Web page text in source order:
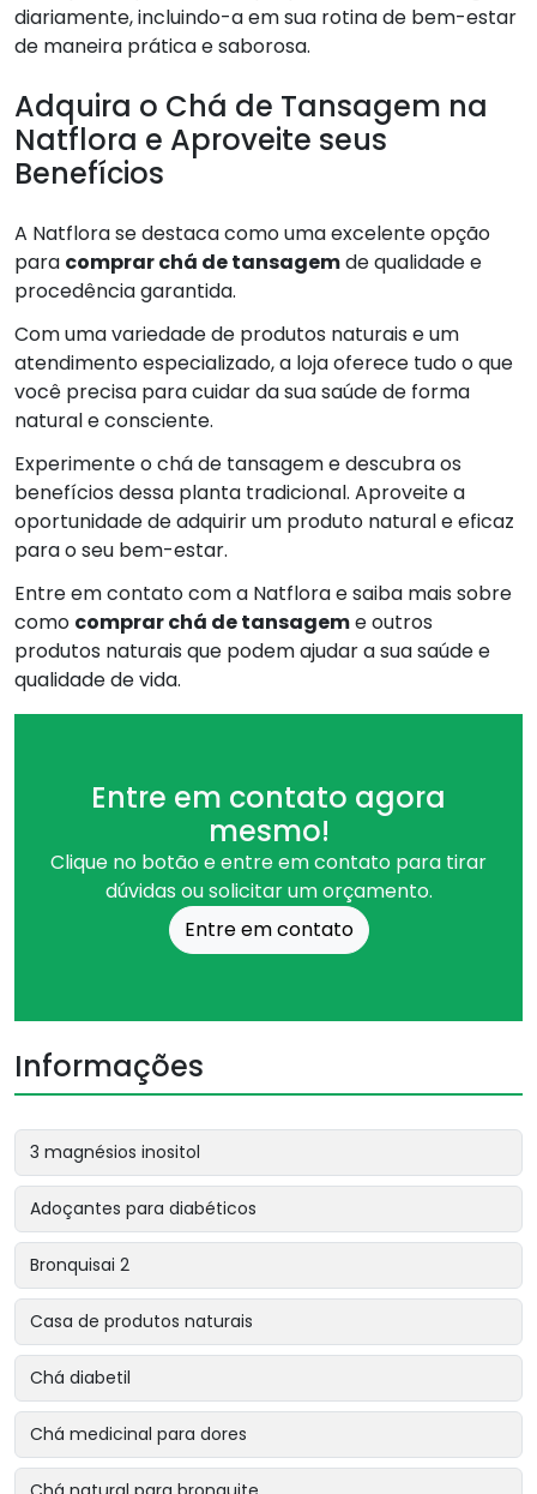
diariamente, incluindo-a em sua rotina de bem-estar
de maneira prática e saborosa.
Adquira o Chá de Tansagem na
Natflora e Aproveite seus
Benefícios
A Natflora se destaca como uma excelente opção
para comprar chá de tansagemde qualidade e
procedência garantida.
Com uma variedade de produtos naturais e um
atendimento especializado, a loja oferece tudo o que
você precisa para cuidar da sua saúde de forma
natural e consciente.
Experimente o chá de tansagem e descubra os
benefícios dessa planta tradicional. Aproveite a
oportunidade de adquirir um produto natural e eficaz
para o seu bem-estar.
Entre em contato com a Natflora e saiba mais sobre
como comprar chá de tansageme outros
produtos naturais que podem ajudar a sua saúde e
qualidade de vida.
Entre em contato agora
mesmo!
Clique no botão e entre em contato para tirar
dúvidas ou solicitar um orçamento.
Entre em contato
Informações
3 magnésios inositol
Adoçantes para diabéticos
Bronquisai 2
Casa de produtos naturais
Chá diabetil
Chá medicinal para dores